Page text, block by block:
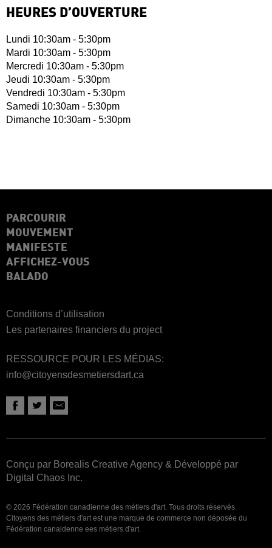
HEURES D’OUVERTURE
Lundi 10:30am - 5:30pm
Mardi 10:30am - 5:30pm
Mercredi 10:30am - 5:30pm
Jeudi 10:30am - 5:30pm
Vendredi 10:30am - 5:30pm
Samedi 10:30am - 5:30pm
Dimanche 10:30am - 5:30pm
PARCOURIR
MOUVEMENT
MANIFESTE
AFFICHEZ-VOUS
BALADO
Conditions d’utilisation
Les partenaires financiers du project
RESSOURCE POUR LES MÉDIAS:
info@citoyensdesmetiersdart.ca
Conçu par Borealis Creative Agency & Développé par
Digital Chaos Inc.
© 2026 Fédération canadienne des métiers d'art. Tous droits réservés.
Citoyens des métiers d'art est une marque de commerce non déposée du
Fédération canaidenne ees métiers d'art.